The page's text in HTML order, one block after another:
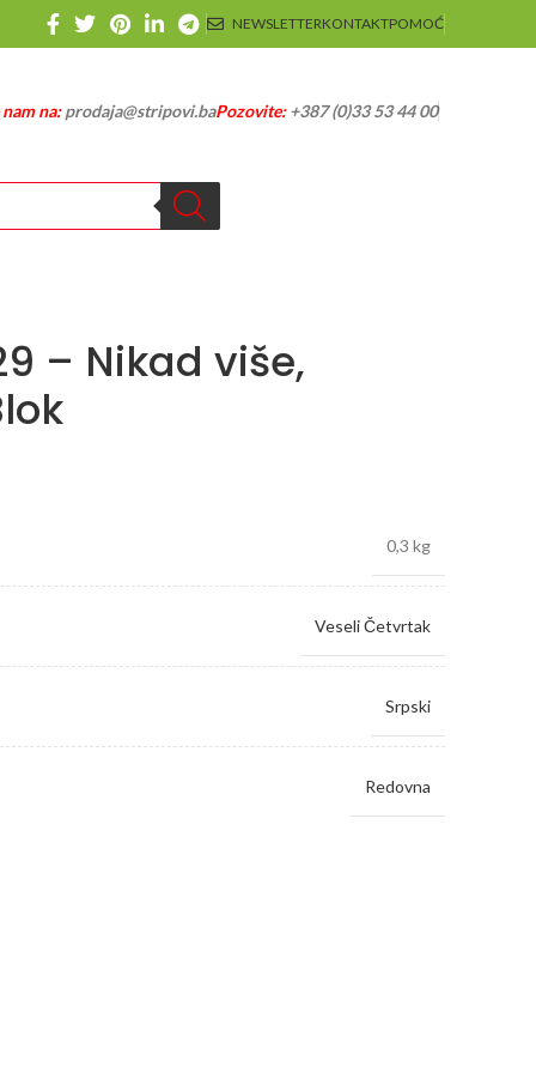
NEWSLETTERKONTAKTPOMOĆ
na:prodaja@stripovi.baPozovite:+387 (0)33 53 44 00
– Nikad više,
0,3 kg
Veseli Četvrtak
Srpski
Redovna